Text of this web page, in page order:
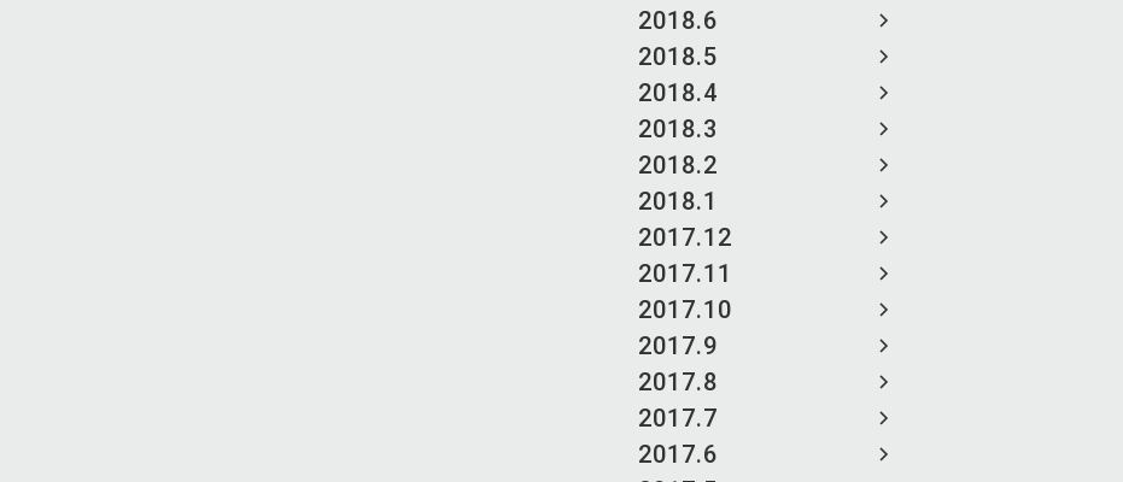
2018.6
2018.5
2018.4
2018.3
2018.2
2018.1
2017.12
2017.11
2017.10
2017.9
2017.8
2017.7
2017.6